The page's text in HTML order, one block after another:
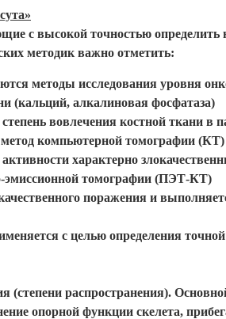
с высокой точностью определить
методик важно отметить:
методы исследования уровня
(кальций, алкалиновая фосфатаза)
вовлечения костной ткани в
компьютерной томографии (КТ)
характерно
эмиссионной томографии (ПЭТ-КТ)
поражения и
с целью определения
распространения).
опорной функции скелета,